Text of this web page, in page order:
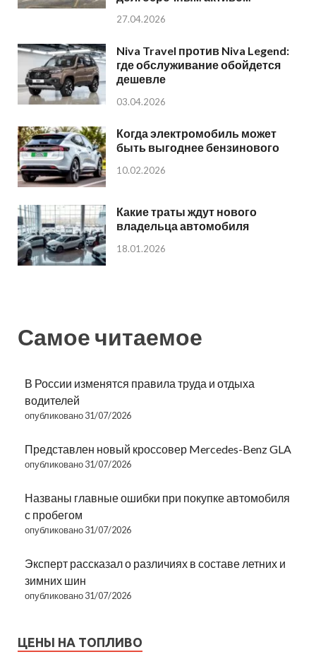
27.04.2026
Niva Travel против Niva Legend:
где обслуживание обойдется
дешевле
03.04.2026
Когда электромобиль может
быть выгоднее бензинового
10.02.2026
Какие траты ждут нового
владельца автомобиля
18.01.2026
Самое читаемое
В России изменятся правила труда и отдыха
водителей
опубликовано 31/07/2026
Представлен новый кроссовер Mercedes-Benz GLA
опубликовано 31/07/2026
Названы главные ошибки при покупке автомобиля
с пробегом
опубликовано 31/07/2026
Эксперт рассказал о различиях в составе летних и
зимних шин
опубликовано 31/07/2026
ЦЕНЫ НА ТОПЛИВО